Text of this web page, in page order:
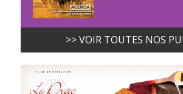
>> VOIR TOUTES NOS